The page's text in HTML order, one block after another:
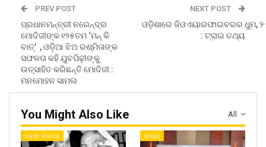
PREV POST
ପ୍ରଧାନମନ୍ତ୍ରୀ ନରେନ୍ଦ୍ର
ମୋଦିଜୀଙ୍କ ୧୨୫ତମ ‘ମନ୍ କି
ବାତ୍’ , ଓଡ଼ିଆ ଝିଅ ରଶ୍ମିତାଙ୍କ
ସଫଳତା କହି ଯୁବପିଢ଼ୀଙ୍କୁ
ଉତ୍ସାହିତ କରିଛନ୍ତି ମୋଦିଜୀ :
ମନମୋହନ ସାମଲ
NEXT POST
ଓଡ଼ିଶାରେ ଜିଓଏୟାରଫାଇବରର ଧୁମ,
: ଟ୍ରାଇ ତଥ୍ୟ
All
You Might Also Like
ଦେଶ- ବିଦେଶ ରାଜ୍ୟ